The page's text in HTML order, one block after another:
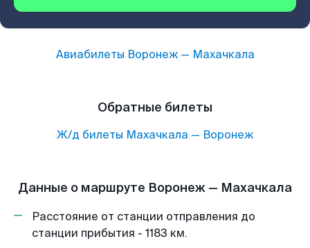
Авиабилеты Воронеж— Махачкала
Обратные билеты
Ж/д билеты Махачкала — Воронеж
Данные о маршруте Воронеж — Махачкала
Расстояние от станции отправления до
станции прибытия - 1183 км.